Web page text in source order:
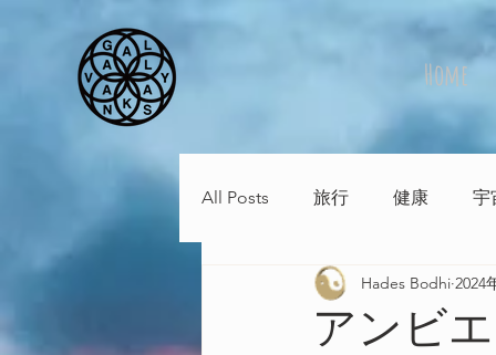
Home
All Posts 旅行 健康 宇
アンビ
Hades Bodhi 2024